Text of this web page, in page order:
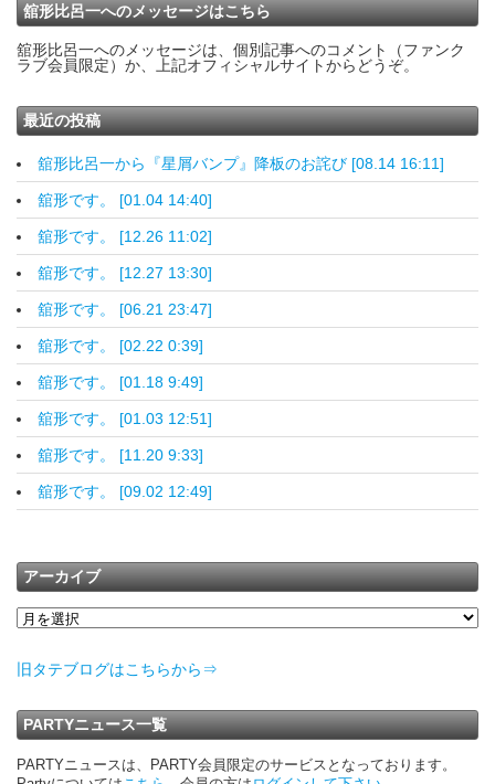
舘形比呂一へのメッセージはこちら
舘形比呂一へのメッセージは、個別記事へのコメント（ファンク
ラブ会員限定）か、上記オフィシャルサイトからどうぞ。
最近の投稿
舘形比呂一から『星屑バンプ』降板のお詫び [08.14 16:11]
舘形です。 [01.04 14:40]
舘形です。 [12.26 11:02]
舘形です。 [12.27 13:30]
舘形です。 [06.21 23:47]
舘形です。 [02.22 0:39]
舘形です。 [01.18 9:49]
舘形です。 [01.03 12:51]
舘形です。 [11.20 9:33]
舘形です。 [09.02 12:49]
アーカイブ
旧タテブログはこちらから⇒
PARTYニュース一覧
PARTYニュースは、PARTY会員限定のサービスとなっております。